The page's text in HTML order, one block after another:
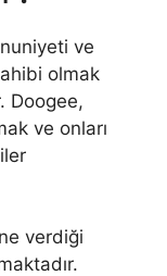
ve
olmak
Doogee,
ve onları
verdiği